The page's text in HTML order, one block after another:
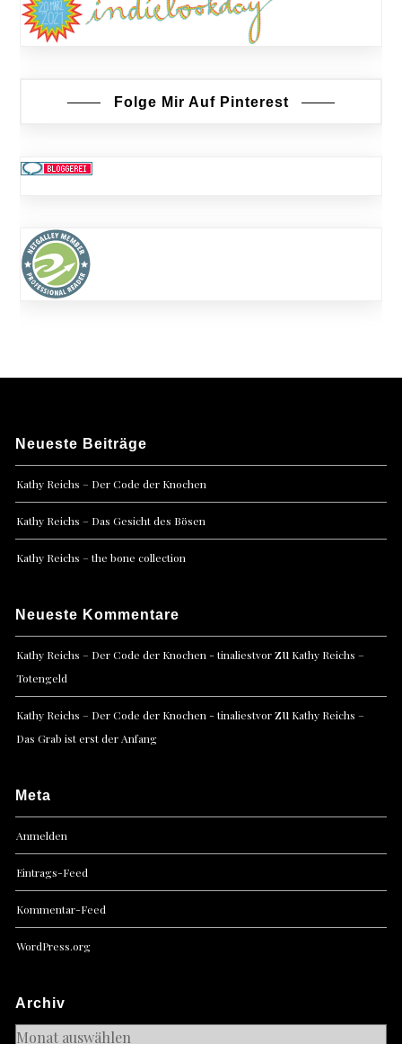
Folge Mir Auf Pinterest
Neueste Beiträge
Kathy Reichs – Der Code der Knochen
Kathy Reichs – Das Gesicht des Bösen
Kathy Reichs – the bone collection
Neueste Kommentare
Kathy Reichs – Der Code der Knochen - tinaliestvorzu Kathy Reichs –
Totengeld
Kathy Reichs – Der Code der Knochen - tinaliestvorzu Kathy Reichs –
Das Grab ist erst der Anfang
Meta
Anmelden
Eintrags-Feed
Kommentar-Feed
WordPress.org
Archiv
Archiv